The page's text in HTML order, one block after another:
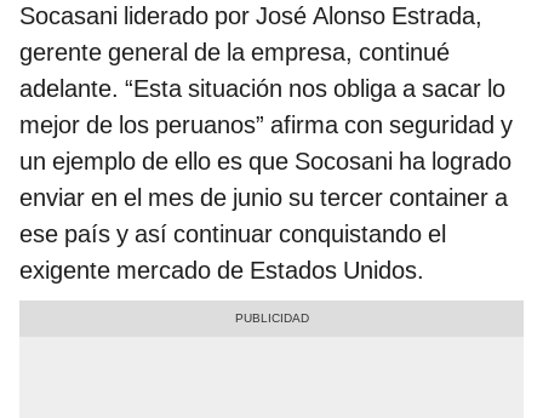
Socasani liderado por José Alonso Estrada,
gerente general de la empresa, continué
adelante. “Esta situación nos obliga a sacar lo
mejor de los peruanos” afirma con seguridad y
un ejemplo de ello es que Socosani ha logrado
enviar en el mes de junio su tercer container a
ese país y así continuar conquistando el
exigente mercado de Estados Unidos.